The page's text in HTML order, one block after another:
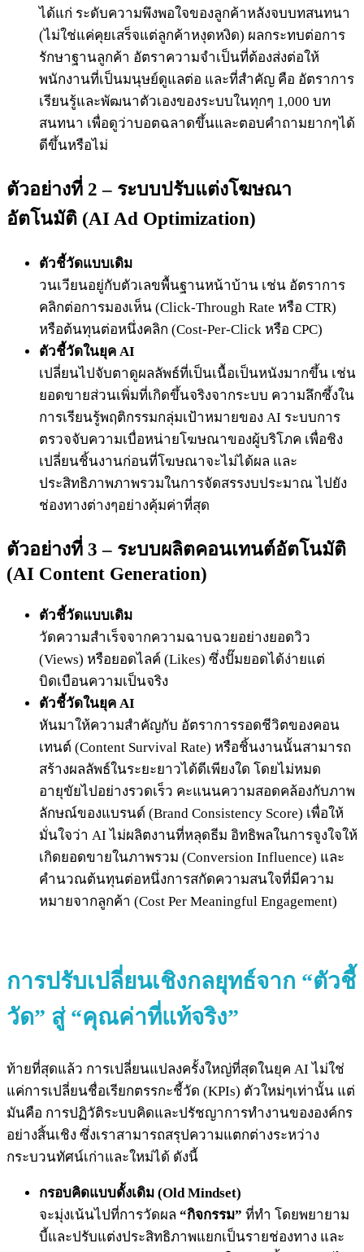
ได้แก่ ระดับความพึงพอใจของลูกค้าหลังจบบทสนทนา
(ไม่ใช่แค่คุยเสร็จแต่ลูกค้าหงุดหงิด) ผลกระทบต่อการ
รักษาฐานลูกค้า อัตราความจำเป็นที่ต้องส่งต่อให้
พนักงานที่เป็นมนุษย์ดูแลต่อ และที่สำคัญ คือ อัตราการ
เรียนรู้และพัฒนาตัวเองของระบบในทุกๆ 1,000 บท
สนทนา เพื่อดูว่าบอตฉลาดขึ้นและตอบคำถามยากๆได้
ดีขึ้นหรือไม่
ตัวอย่างที่ 2 – ระบบปรับแต่งโฆษณา
อัตโนมัติ (AI Ad Optimization)
ตัวชี้วัดแบบเดิม
วนเวียนอยู่กับตัวเลขพื้นฐานหน้าบ้าน เช่น อัตราการ
คลิกต่อการมองเห็น (Click-Through Rate หรือ CTR)
หรือต้นทุนต่อหนึ่งคลิก (Cost-Per-Click หรือ CPC)
ตัวชี้วัดในยุค AI
เปลี่ยนไปจับตาดูผลลัพธ์ที่เป็นเนื้อเป็นหนังมากขึ้น เช่น
ยอดขายส่วนเพิ่มที่เกิดขึ้นจริงจากระบบ ความลึกซึ้งใน
การเรียนรู้พฤติกรรมกลุ่มเป้าหมายของ AI ระบบการ
ตรวจจับความเบื่อหน่ายโฆษณาของผู้บริโภค เพื่อชิง
เปลี่ยนชิ้นงานก่อนที่โฆษณาจะไม่ได้ผล และ
ประสิทธิภาพภาพรวมในการจัดสรรงบประมาณ ไปยัง
ช่องทางต่างๆอย่างคุ้มค่าที่สุด
ตัวอย่างที่ 3 – ระบบผลิตคอนเทนต์อัตโนมัติ
(AI Content Generation)
ตัวชี้วัดแบบเดิม
วัดความสำเร็จจากความฉาบฉวยอย่างยอดวิว
(Views) หรือยอดไลค์ (Likes) ซึ่งปั๊มยอดได้ง่ายแต่
บิดเบือนความเป็นจริง
ตัวชี้วัดในยุค AI
หันมาให้ความสำคัญกับ อัตราการรอดชีวิตของคอน
เทนต์ (Content Survival Rate) หรือชิ้นงานนั้นสามารถ
สร้างผลลัพธ์ในระยะยาวได้ดีเพียงใด โดยไม่หมด
อายุขัยไปอย่างรวดเร็ว คะแนนความสอดคล้องกับภาพ
ลักษณ์ของแบรนด์ (Brand Consistency Score) เพื่อให้
มั่นใจว่า AI ไม่ผลิตงานที่หลุดธีม อิทธิพลในการจูงใจให้
เกิดยอดขายในภาพรวม (Conversion Influence) และ
คำนวณต้นทุนต่อหนึ่งการสกัดความสนใจที่มีความ
หมายจากลูกค้า (Cost Per Meaningful Engagement)
การปรับเปลี่ยนเชิงกลยุทธ์จาก “ตัวชี้
วัด” สู่ “คุณค่าที่แท้จริง”
ท้ายที่สุดแล้ว การเปลี่ยนแปลงครั้งใหญ่ที่สุดในยุค AI ไม่ใช่
แค่การเปลี่ยนชื่อเรียกตรรกะชี้วัด (KPIs) ตัวใหม่ๆเท่านั้น แต่
มันคือ การปฏิวัติระบบคิดและปรัชญาการทำงานขององค์กร
อย่างสิ้นเชิง ซึ่งเราสามารถสรุปความแตกต่างระหว่าง
กระบวนทัศน์เก่าและใหม่ได้ ดังนี้
กรอบคิดแบบดั้งเดิม (Old Mindset)
จะมุ่งเน้นไปที่การวัดผล “กิจกรรม” ที่ทำ โดยพยายาม
บี้และปรับแต่งประสิทธิภาพแยกเป็นรายช่องทาง และ